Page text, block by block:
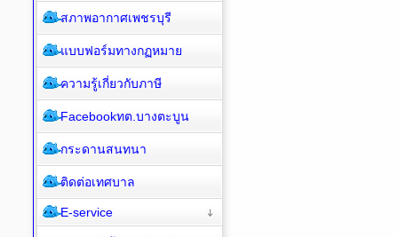
สภาพอากาศเพชรบุรี
แบบฟอร์มทางกฏหมาย
ความรู้เกี่ยวกับภาษี
Facebookทต.บางตะบูน
กระดานสนทนา
ติดต่อเทศบาล
E-service